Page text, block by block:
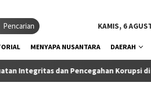
Pencarian KAMIS, 6
MENYAPA NUSANTARA DAERAH
dan Pencegahan Korupsi di Surabaya